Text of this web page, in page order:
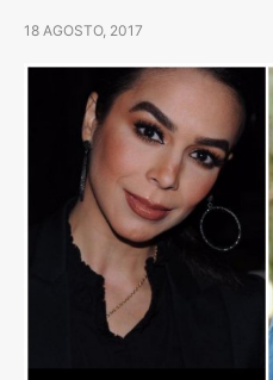
18 AGOSTO, 2017